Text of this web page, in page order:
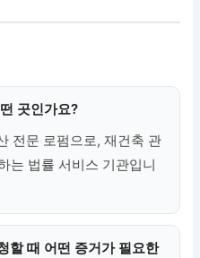
곳인가요?
전문 로펌으로, 재건축 관
는 법률 서비스 기관입니
할 때 어떤 증거가 필요한